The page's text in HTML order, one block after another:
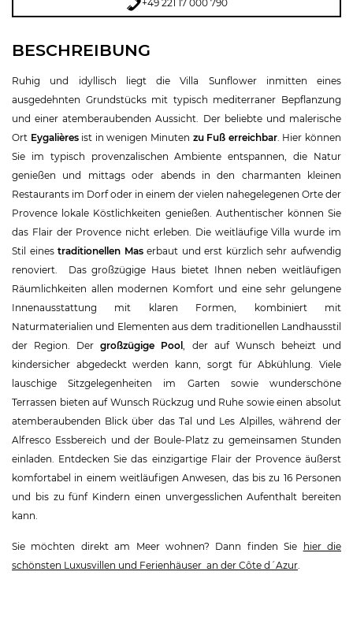
+49 221 17 000 790
BESCHREIBUNG
Ruhig und idyllisch liegt die Villa Sunflower inmitten eines
ausgedehnten Grundstücks mit typisch mediterraner Bepflanzung
und einer atemberaubenden Aussicht. Der beliebte und malerische
Ort Eygalières ist in wenigen Minuten zu Fuß erreichbar. Hier können
Sie im typisch provenzalischen Ambiente entspannen, die Natur
genießen und mittags oder abends in den charmanten kleinen
Restaurants im Dorf oder in einem der vielen nahegelegenen Orte der
Provence lokale Köstlichkeiten genießen. Authentischer können Sie
das Flair der Provence nicht erleben. Die weitläufige Villa wurde im
Stil einestraditionellen Maserbaut und erst kürzlich sehr aufwendig
renoviert. Das großzügige Haus bietet Ihnen neben weitläufigen
Räumlichkeiten allen modernen Komfort und eine sehr gelungene
Innenausstattung mit klaren Formen, kombiniert mit
Naturmaterialien und Elementen aus dem traditionellen Landhausstil
der Region. Der großzügige Pool , der auf Wunsch beheizt und
kindersicher abgedeckt werden kann, sorgt für Abkühlung. Viele
lauschige Sitzgelegenheiten im Garten sowie wunderschöne
Terrassen bieten auf Wunsch Rückzug und Ruhe sowie einen absolut
atemberaubenden Blick über das Tal und Les Alpilles, während der
Alfresco Essbereich und der Boule-Platz zu gemeinsamen Stunden
einladen. Entdecken Sie das einzigartige Flair der Provence äußerst
komfortabel in einem weitläufigen Anwesen, das bis zu 16 Personen
und bis zu fünf Kindern einen unvergesslichen Aufenthalt bereiten
kann.
Sie möchten direkt am Meer wohnen? Dann finden Sie hier die
schönsten Luxusvillen und Ferienhäuser an der Côte d´Azur